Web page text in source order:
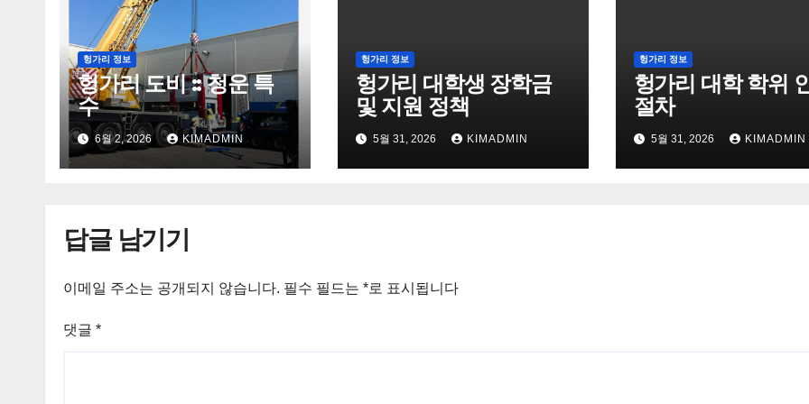
헝가리 정보
헝가리 도비 :: 청운 특
수
6월 2, 2026 KIMADMIN
헝가리 정보
헝가리 대학생 장학금
및 지원 정책
5월 31, 2026 KIMADMIN
헝가리 정보
헝가리 대학 학위
절차
5월 31, 2026 KIMADMIN
답글 남기기
이메일 주소는 공개되지 않습니다. 필수 필드는 *로 표시됩니다
댓글 *